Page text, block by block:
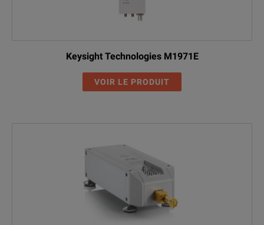
Keysight Technologies M1971E
VOIR LE PRODUIT